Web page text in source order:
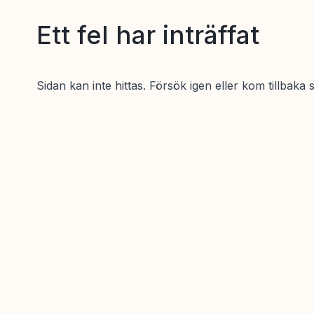
Ett fel har inträffat
Sidan kan inte hittas. Försök igen eller kom tillbaka